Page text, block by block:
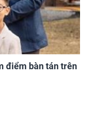
điểm bàn tán trên